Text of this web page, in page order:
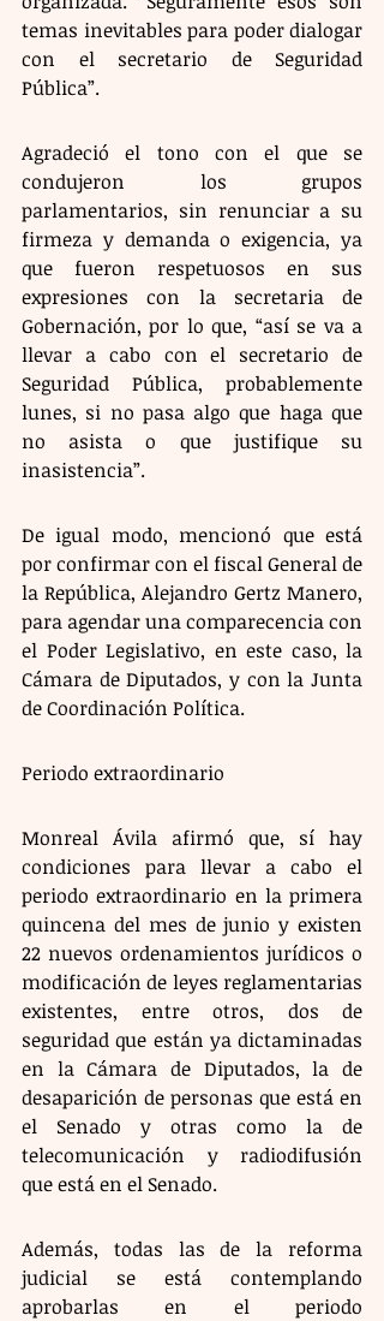
temas inevitables para poder dialogar
con el secretario de Seguridad
Pública”.
Agradeció el tono con el que se
condujeron los grupos
parlamentarios, sin renunciar a su
firmeza y demanda o exigencia, ya
que fueron respetuosos en sus
expresiones con la secretaria de
Gobernación, por lo que, “así se va a
llevar a cabo con el secretario de
Seguridad Pública, probablemente
lunes, si no pasa algo que haga que
no asista o que justifique su
inasistencia”.
De igual modo, mencionó que está
por confirmar con el fiscal General de
la República, Alejandro Gertz Manero,
para agendar una comparecencia con
el Poder Legislativo, en este caso, la
Cámara de Diputados, y con la Junta
de Coordinación Política.
Periodo extraordinario
Monreal Ávila afirmó que, sí hay
condiciones para llevar a cabo el
periodo extraordinario en la primera
quincena del mes de junio y existen
22 nuevos ordenamientos jurídicos o
modificación de leyes reglamentarias
existentes, entre otros, dos de
seguridad que están ya dictaminadas
en la Cámara de Diputados, la de
desaparición de personas que está en
el Senado y otras como la de
telecomunicación y radiodifusión
que está en el Senado.
Además, todas las de la reforma
judicial se está contemplando
aprobarlas en el periodo